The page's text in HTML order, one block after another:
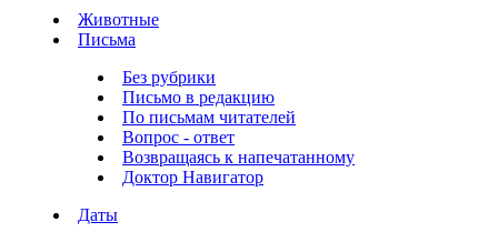
Животные
Письма
Без рубрики
Письмо в редакцию
По письмам читателей
Вопрос - ответ
Возвращаясь к напечатанному
Доктор Навигатор
Даты